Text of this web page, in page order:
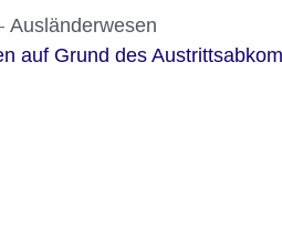
Ausländerwesen
auf Grund des